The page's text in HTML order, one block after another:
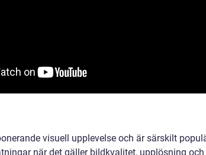
visuell upplevelse och är särskilt
när det gäller bildkvalitet, upplösning